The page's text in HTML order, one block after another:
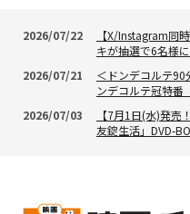
2026/07/22
【X/Instagram同
キが抽選で6名様
2026/07/21
＜ドンデコルテ
ンデコルテ冠特番
2026/07/03
【7月1日(水)発
友錠生活」DVD-